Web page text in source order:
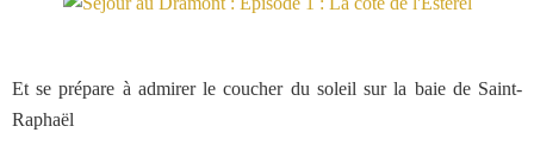
Et se prépare à admirer le coucher du soleil sur la baie de Saint-
Raphaël